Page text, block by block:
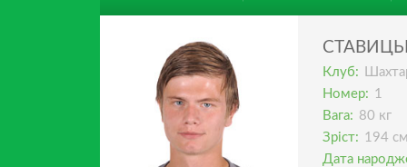
Клуб:
Номер: 1
Вага: 80 кг
Зріст: 194
Дата